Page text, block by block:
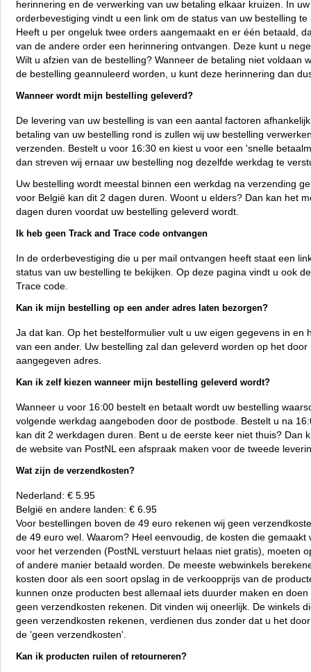
herinnering en de verwerking van uw betaling elkaar kruizen. In uw
orderbevestiging vindt u een link om de status van uw bestelling te
Heeft u per ongeluk twee orders aangemaakt en er één betaald,
van de andere order een herinnering ontvangen. Deze kunt u
Wilt u afzien van de bestelling? Wanneer de betaling niet voldaan
de bestelling geannuleerd worden, u kunt deze herinnering dan
Wanneer wordt mijn bestelling geleverd?
De levering van uw bestelling is van een aantal factoren
betaling van uw bestelling rond is zullen wij uw bestelling
verzenden. Bestelt u voor 16:30 en kiest u voor een 'snelle
dan streven wij ernaar uw bestelling nog dezelfde werkdag te
Uw bestelling wordt meestal binnen een werkdag na verzending
voor België kan dit 2 dagen duren. Woont u elders? Dan kan het
dagen duren voordat uw bestelling geleverd wordt.
Ik heb geen Track and Trace code ontvangen
In de orderbevestiging die u per mail ontvangen heeft staat een
status van uw bestelling te bekijken. Op deze pagina vindt u ook
Trace code.
Kan ik mijn bestelling op een ander adres laten bezorgen?
Ja dat kan. Op het bestelformulier vult u uw eigen gegevens in en
van een ander. Uw bestelling zal dan geleverd worden op het door
aangegeven adres.
Kan ik zelf kiezen wanneer mijn bestelling geleverd wordt?
Wanneer u voor 16:00 bestelt en betaalt wordt uw bestelling
volgende werkdag aangeboden door de postbode. Bestelt u na
kan dit 2 werkdagen duren. Bent u de eerste keer niet thuis? Dan
de website van PostNL een afspraak maken voor de tweede
Wat zijn de verzendkosten?
Nederland: € 5.95
België en andere landen: € 6.95
Voor bestellingen boven de 49 euro rekenen wij geen
de 49 euro wel. Waarom? Heel eenvoudig, de kosten die gemaakt
voor het verzenden (PostNL verstuurt helaas niet gratis), moeten
of andere manier betaald worden. De meeste webwinkels
kosten door als een soort opslag in de verkoopprijs van de
kunnen onze producten best allemaal iets duurder maken en doen
geen verzendkosten rekenen. Dit vinden wij oneerlijk. De winkels
geen verzendkosten rekenen, verdienen dus zonder dat u het
de 'geen verzendkosten'.
Kan ik producten ruilen of retourneren?